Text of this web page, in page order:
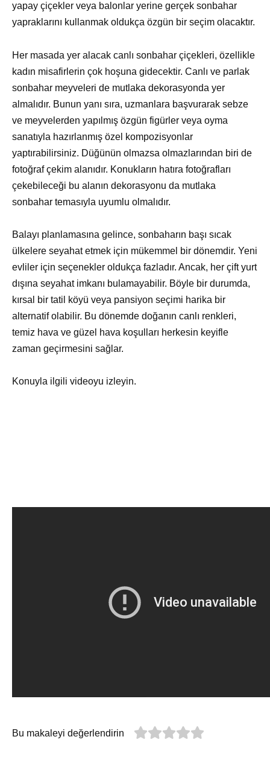
yapay çiçekler veya balonlar yerine gerçek sonbahar
yapraklarını kullanmak oldukça özgün bir seçim olacaktır.
Her masada yer alacak canlı sonbahar çiçekleri, özellikle
kadın misafirlerin çok hoşuna gidecektir. Canlı ve parlak
sonbahar meyveleri de mutlaka dekorasyonda yer
almalıdır. Bunun yanı sıra, uzmanlara başvurarak sebze
ve meyvelerden yapılmış özgün figürler veya oyma
sanatıyla hazırlanmış özel kompozisyonlar
yaptırabilirsiniz. Düğünün olmazsa olmazlarından biri de
fotoğraf çekim alanıdır. Konukların hatıra fotoğrafları
çekebileceği bu alanın dekorasyonu da mutlaka
sonbahar temasıyla uyumlu olmalıdır.
Balayı planlamasına gelince, sonbaharın başı sıcak
ülkelere seyahat etmek için mükemmel bir dönemdir. Yeni
evliler için seçenekler oldukça fazladır. Ancak, her çift yurt
dışına seyahat imkanı bulamayabilir. Böyle bir durumda,
kırsal bir tatil köyü veya pansiyon seçimi harika bir
alternatif olabilir. Bu dönemde doğanın canlı renkleri,
temiz hava ve güzel hava koşulları herkesin keyifle
zaman geçirmesini sağlar.
Konuyla ilgili videoyu izleyin.
Bu makaleyi değerlendirin